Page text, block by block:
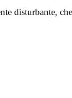
disturbante,